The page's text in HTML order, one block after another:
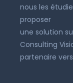
nous les
proposer
une solution
Consulting
partenaire